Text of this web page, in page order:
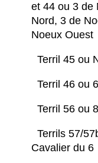
et 44 ou 3 de
Nord, 3 de
Noeux Ouest
Terril 45 ou
Terril 46 ou
Terril 56 ou
Terrils 57/
Cavalier du 6